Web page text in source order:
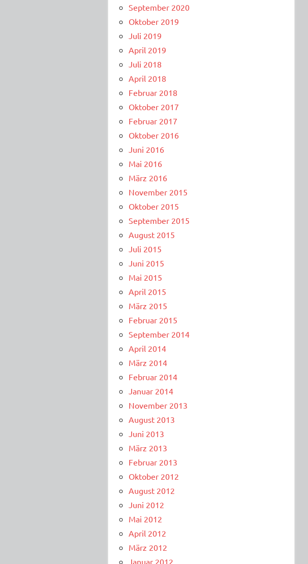
September 2020
Oktober 2019
Juli 2019
April 2019
Juli 2018
April 2018
Februar 2018
Oktober 2017
Februar 2017
Oktober 2016
Juni 2016
Mai 2016
März 2016
November 2015
Oktober 2015
September 2015
August 2015
Juli 2015
Juni 2015
Mai 2015
April 2015
März 2015
Februar 2015
September 2014
April 2014
März 2014
Februar 2014
Januar 2014
November 2013
August 2013
Juni 2013
März 2013
Februar 2013
Oktober 2012
August 2012
Juni 2012
Mai 2012
April 2012
März 2012
Januar 2012